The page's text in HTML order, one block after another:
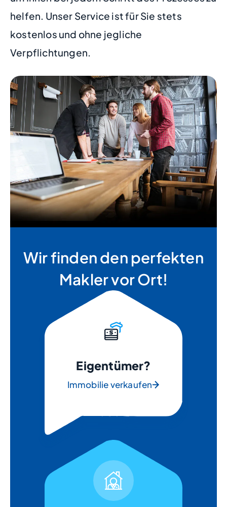
helfen. Unser Service ist für Sie stets
kostenlos und ohne jegliche
Verpflichtungen.
Wir finden den perfekten
Makler vor Ort!
Eigentümer?
Immobilie verkaufen